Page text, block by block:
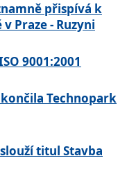
přispívá k
Praze - Ruzyni
9001:2001
Technopark
titul Stavba